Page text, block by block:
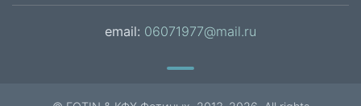
email: 06071977@mail.ru